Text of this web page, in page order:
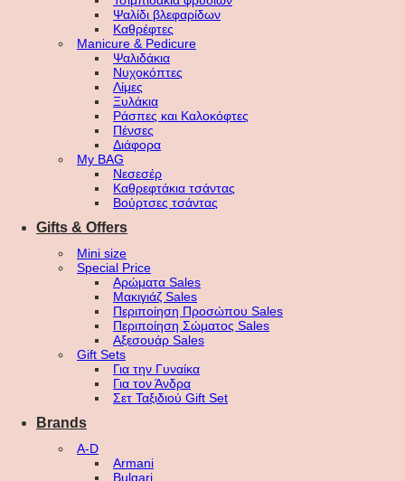
Ψαλίδι βλεφαρίδων
Καθρέφτες
Manicure & Pedicure
Ψαλιδάκια
Νυχοκόπτες
Λίμες
Ξυλάκια
Ράσπες και Καλοκόφτες
Πένσες
Διάφορα
My BAG
Νεσεσέρ
Καθρεφτάκια τσάντας
Βούρτσες τσάντας
Gifts & Offers
Mini size
Special Price
Αρώματα Sales
Μακιγιάζ Sales
Περιποίηση Προσώπου Sales
Περιποίηση Σώματος Sales
Αξεσουάρ Sales
Gift Sets
Για την Γυναίκα
Για τον Άνδρα
Σετ Ταξιδιού Gift Set
Brands
A-D
Armani
Bulgari